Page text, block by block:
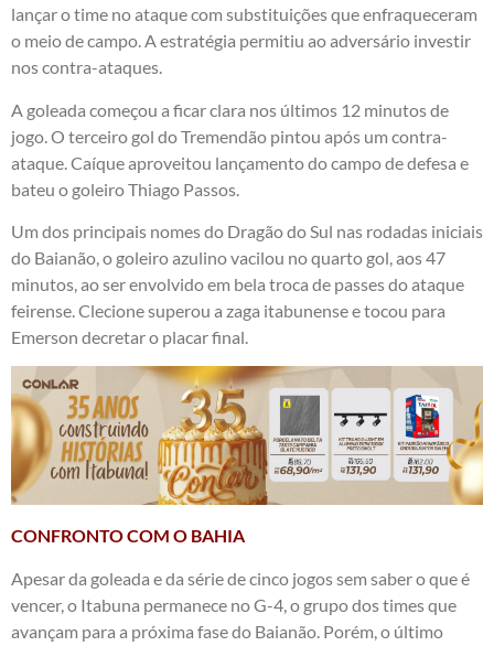
lançar o time no ataque com substituições que enfraqueceram
o meio de campo. A estratégia permitiu ao adversário investir
nos contra-ataques.
A goleada começou a ficar clara nos últimos 12 minutos de
jogo. O terceiro gol do Tremendão pintou após um contra-
ataque. Caíque aproveitou lançamento do campo de defesa e
bateu o goleiro Thiago Passos.
Um dos principais nomes do Dragão do Sul nas rodadas iniciais
do Baianão, o goleiro azulino vacilou no quarto gol, aos 47
minutos, ao ser envolvido em bela troca de passes do ataque
feirense. Clecione superou a zaga itabunense e tocou para
Emerson decretar o placar final.
CONFRONTO COM O BAHIA
Apesar da goleada e da série de cinco jogos sem saber o que é
vencer, o Itabuna permanece no G-4, o grupo dos times que
avançam para a próxima fase do Baianão. Porém, o último